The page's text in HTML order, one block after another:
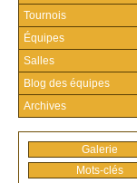
Tournois
Équipes
Salles
Blog des équipes
Archives
Galerie
Mots-clés